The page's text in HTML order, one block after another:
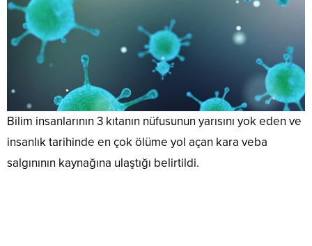
Bilim insanlarının 3 kıtanın nüfusunun yarısını yok eden ve
insanlık tarihinde en çok ölüme yol açan kara veba
salgınının kaynağına ulaştığı belirtildi.